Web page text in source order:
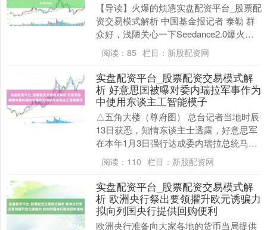
【导读】火爆的烦懑实盘配资平台_股票配
资交易模式解析 中国基金报记者 泰勒 群
众好，浅陋关心一下Seedance2.0爆火之
后，引来了好莱坞的反弹。 迪士尼指控....
阅读： 85 栏目： 新股配资网
实盘配资平台_股票配资交易模式解
析 好意思国被曝对委内瑞拉军事作为
中使用东谈主工智能模子
△五角大楼（尊府图） 总台记者当地时辰
13日获悉，知情东谈主士透露，好意思军
在本年1月3日强行达成委内瑞拉总统马杜
罗并移送出境的作为中，使用了好意思国
一家公司推....
阅读： 110 栏目： 新股配资网
实盘配资平台_股票配资交易模式解
析 欧洲央行祭出要领擢升欧元诱骗力
拟向列国央行提供回购便利
欧洲央行准备向大家各地的货币当局提供